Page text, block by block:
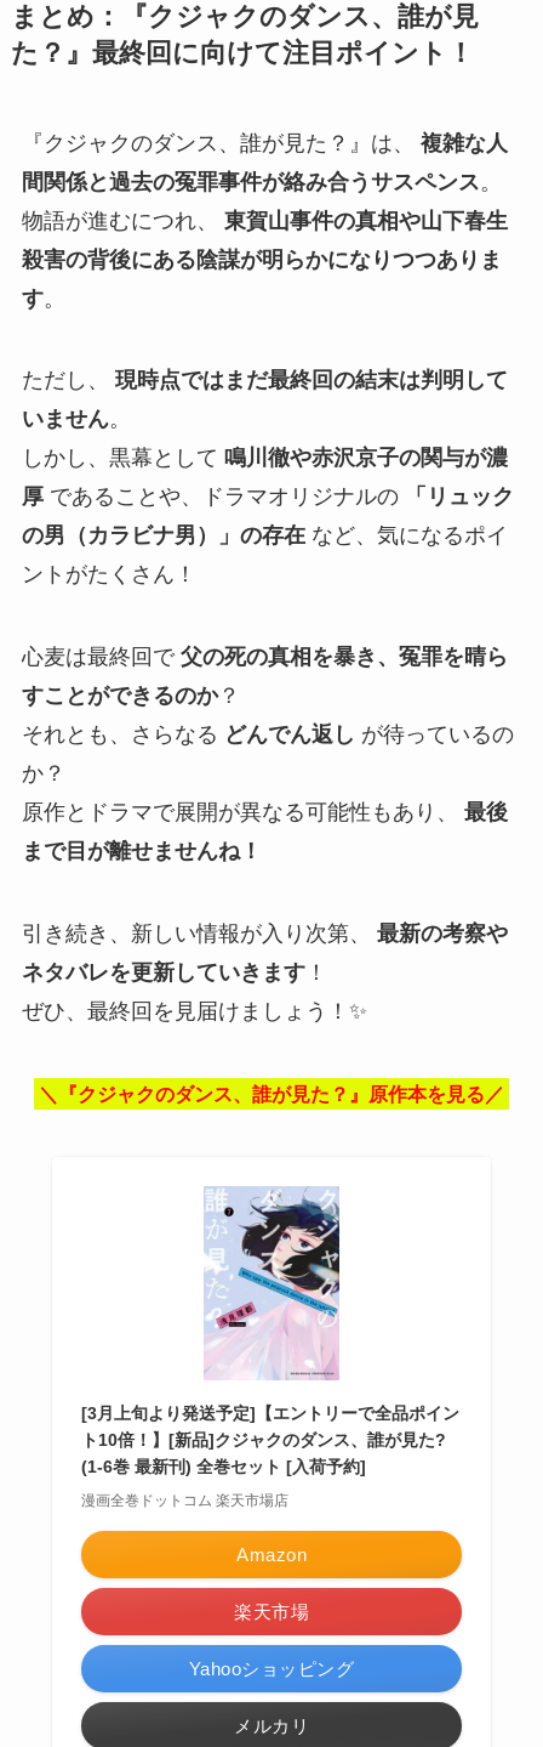
まとめ：『クジャクのダンス、誰が見
た？』最終回に向けて注目ポイント！
『クジャクのダンス、誰が見た？』は、 複雑な人
間関係と過去の冤罪事件が絡み合うサスペンス。
物語が進むにつれ、 東賀山事件の真相や山下春生
殺害の背後にある陰謀が明らかになりつつありま
す。
ただし、 現時点ではまだ最終回の結末は判明して
いません。
しかし、黒幕として 鳴川徹や赤沢京子の関与が濃
厚であることや、ドラマオリジナルの
「リュック
の男（カラビナ男）」の存在など、気になるポイ
ントがたくさん！
心麦は最終回で 父の死の真相を暴き、冤罪を晴ら
すことができるのか？
それとも、さらなる どんでん返し が待っているの
か？
原作とドラマで展開が異なる可能性もあり、 最後
まで目が離せませんね！
引き続き、新しい情報が入り次第、 最新の考察や
ネタバレを更新していきます！
ぜひ、最終回を見届けましょう！✨
＼『クジャクのダンス、誰が見た？』原作本を見る／
[3月上旬より発送予定]【エントリーで全品ポイン
ト10倍！】[新品]クジャクのダンス、誰が見た?
(1-6巻 最新刊) 全巻セット [入荷予約]
漫画全巻ドットコム 楽天市場店
Amazon
楽天市場
Yahooショッピング
メルカリ